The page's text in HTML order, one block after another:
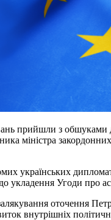
прийшли з
міністра
українських
укладення Угоди про
оточення
внутрішніх